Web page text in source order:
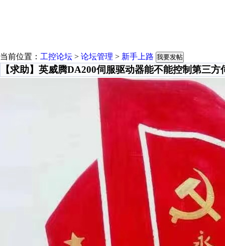
当前位置： 工控论坛 > 论坛管理 > 新手上路 我要发帖
【求助】英威腾DA200伺服驱动器能不能控制第三方